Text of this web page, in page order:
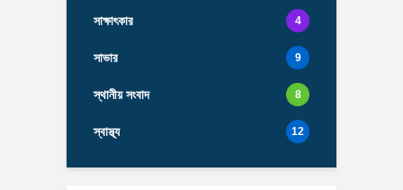
সাক্ষাৎকার 4
সাভার 9
স্থানীয় সংবাদ 8
স্বাস্থ্য 12